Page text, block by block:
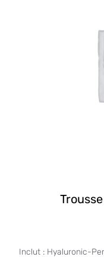
Inclut : Hyaluronic-